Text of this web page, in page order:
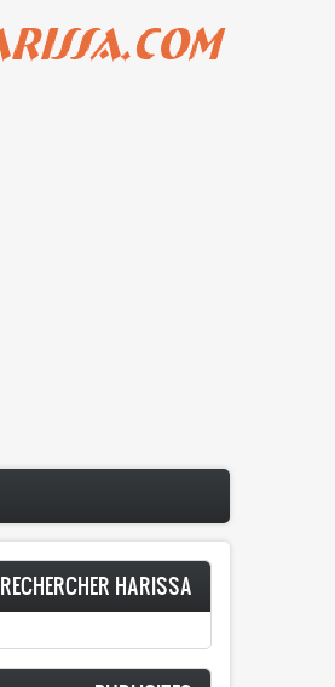
RECHERCHER HARISSA